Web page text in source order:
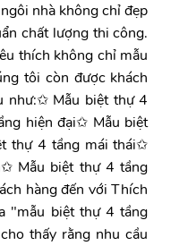
nhà không chỉ đẹp
chất lượng thi công.
thích không chỉ mẫu
tôi còn được khách
như:✩ Mẫu biệt thự 4
hiện đại✩ Mẫu biệt
thự 4 tầng mái thái✩
Mẫu biệt thự 4 tầng
hàng đến với Thích
"mẫu biệt thự 4 tầng
thấy rằng nhu cầu